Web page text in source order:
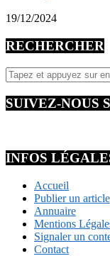
19/12/2024
RECHERCHER
SUIVEZ-NOUS
INFOS
Accueil
Publier un article
Annuaire
Mentions
Signaler un
Contact